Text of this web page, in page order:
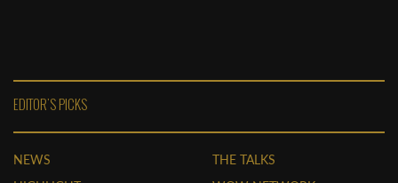
EDITOR'S PICKS
NEWS
THE TALKS